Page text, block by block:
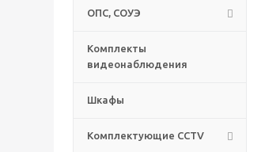
ОПС, СОУЭ
Комплекты
видеонаблюдения
Шкафы
Комплектующие CCTV